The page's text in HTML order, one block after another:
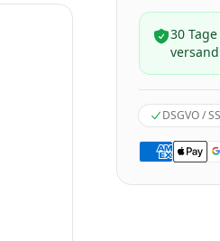
30
DSGVO /